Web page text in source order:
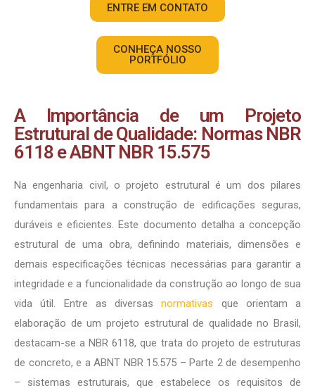
ENTRE EM CONTATO
CONHEÇA NOSSO
PORTFÓLIO
A Importância de um Projeto
Estrutural de Qualidade: Normas NBR
6118 e ABNT NBR 15.575
Na engenharia civil, o projeto estrutural é um dos pilares
fundamentais para a construção de edificações seguras,
duráveis e eficientes. Este documento detalha a concepção
estrutural de uma obra, definindo materiais, dimensões e
demais especificações técnicas necessárias para garantir a
integridade e a funcionalidade da construção ao longo de sua
vida útil. Entre as diversasnormativas que orientam a
elaboração de um projeto estrutural de qualidade no Brasil,
destacam-se a NBR 6118, que trata do projeto de estruturas
de concreto, e a ABNT NBR 15.575 – Parte 2 de desempenho
– sistemas estruturais, que estabelece os requisitos de